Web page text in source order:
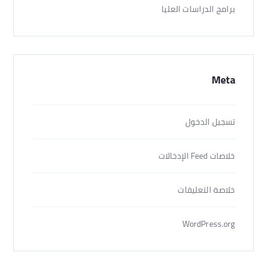
برامج الدراسات العليا
Meta
تسجيل الدخول
خلاصات Feed الإدخالات
خلاصة التعليقات
WordPress.org